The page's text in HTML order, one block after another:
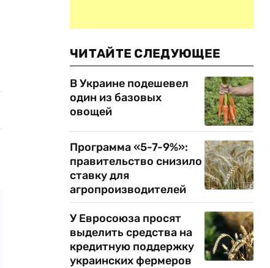
ЧИТАЙТЕ СЛЕДУЮЩЕЕ
В Украине подешевел
один из базовых
овощей
Программа «5-7-9%»:
правительство снизило
ставку для
агропроизводителей
У Евросоюза просят
выделить средства на
кредитную поддержку
украинских фермеров